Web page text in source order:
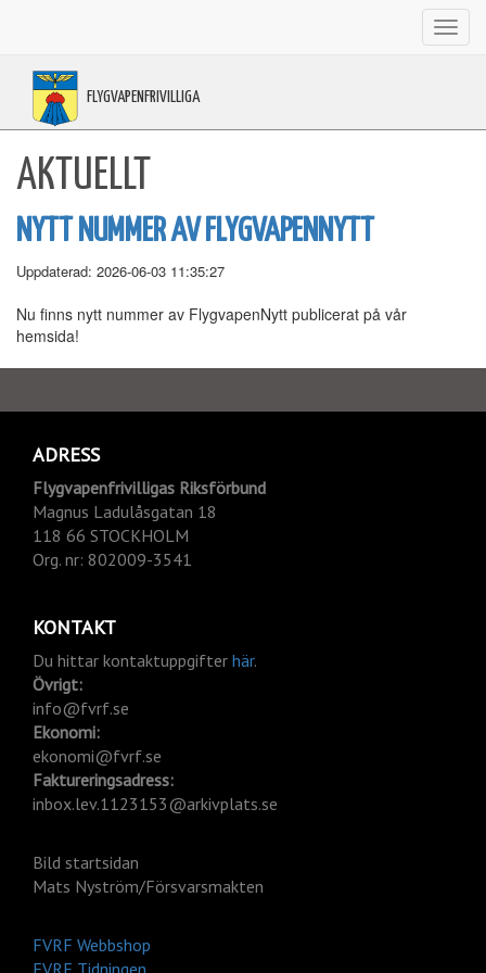
FLYGVAPENFRIVILLIGA
AKTUELLT
NYTT NUMMER AV FLYGVAPENNYTT
Uppdaterad: 2026-06-03 11:35:27
Nu finns nytt nummer av FlygvapenNytt publicerat på vår
hemsida!
ADRESS
Flygvapenfrivilligas Riksförbund
Magnus Ladulåsgatan 18
118 66 STOCKHOLM
Org. nr: 802009-3541
KONTAKT
Du hittar kontaktuppgifter här.
Övrigt:
info@fvrf.se
Ekonomi:
ekonomi@fvrf.se
Faktureringsadress:
inbox.lev.1123153@arkivplats.se
Bild startsidan
Mats Nyström/Försvarsmakten
FVRF Webbshop
FVRF Tidningen